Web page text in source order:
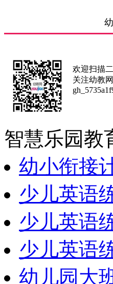
欢迎扫描
关注幼教
智慧乐园教
幼小衔接
少儿英语
少儿英语
少儿英语
幼儿园大